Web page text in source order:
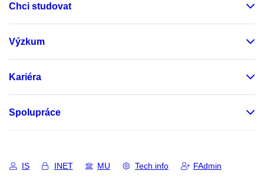
Chci studovat
Výzkum
Kariéra
Spolupráce
IS INET MU Tech info FAdmin